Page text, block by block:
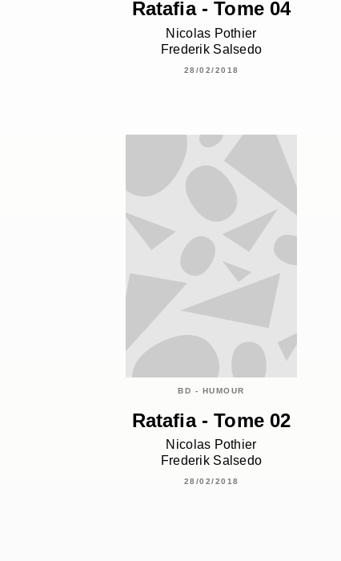
Ratafia - Tome 04
Nicolas Pothier
Frederik Salsedo
28/02/2018
BD - HUMOUR
Ratafia - Tome 02
Nicolas Pothier
Frederik Salsedo
28/02/2018